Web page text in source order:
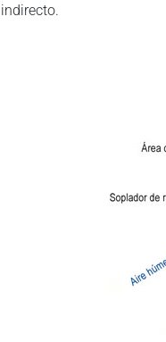
indirecto.